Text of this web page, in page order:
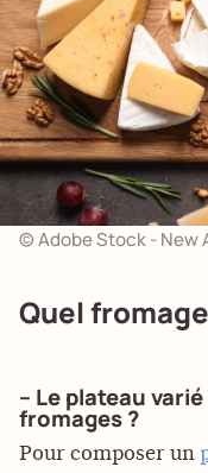
© Adobe Stock - New
Quel
– Le plateau
fromages ?
Pour composer un